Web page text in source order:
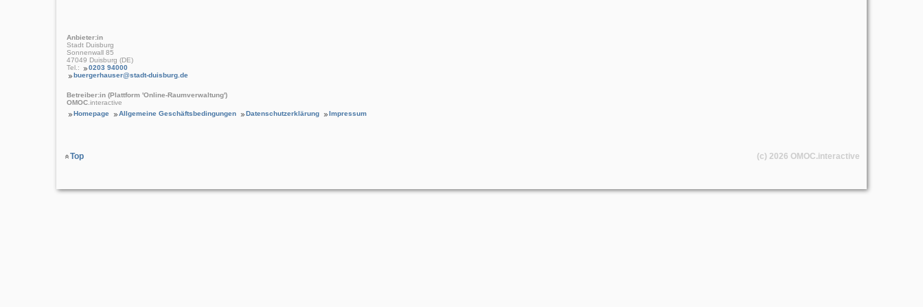
Anbieter:in
Stadt Duisburg
Sonnenwall 85
47049 Duisburg (DE)
Tel.:
0203 94000
buergerhauser@stadt-duisburg.de
Betreiber:in (Plattform 'Online-Raumverwaltung')
OMOC .interactive
Homepage
Allgemeine Geschäftsbedingungen Datenschutzerklärung Impressum
Top (c) 2026 OMOC.interactive